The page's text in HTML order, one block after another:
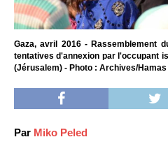
Gaza, avril 2016 - Rassemblement
tentatives d'annexion par l'occupant
(Jérusalem) - Photo : Archives/Hamas
Par Miko Peled